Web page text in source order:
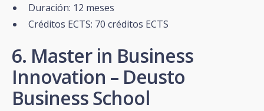
Duración: 12 meses
Créditos ECTS: 70 créditos ECTS
6. Master in Business
Innovation – Deusto
Business School